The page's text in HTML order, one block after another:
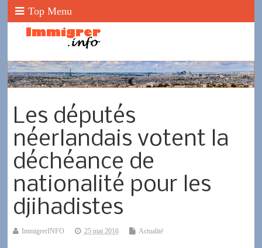
Top Menu
Les députés
néerlandais votent la
déchéance de
nationalité pour les
djihadistes
ImmigrerINFO 25 mai 2016 Actualité